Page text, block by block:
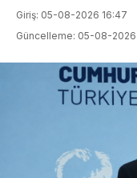
Giriş: 05-08-2026 16:47
Güncelleme: 05-08-2026